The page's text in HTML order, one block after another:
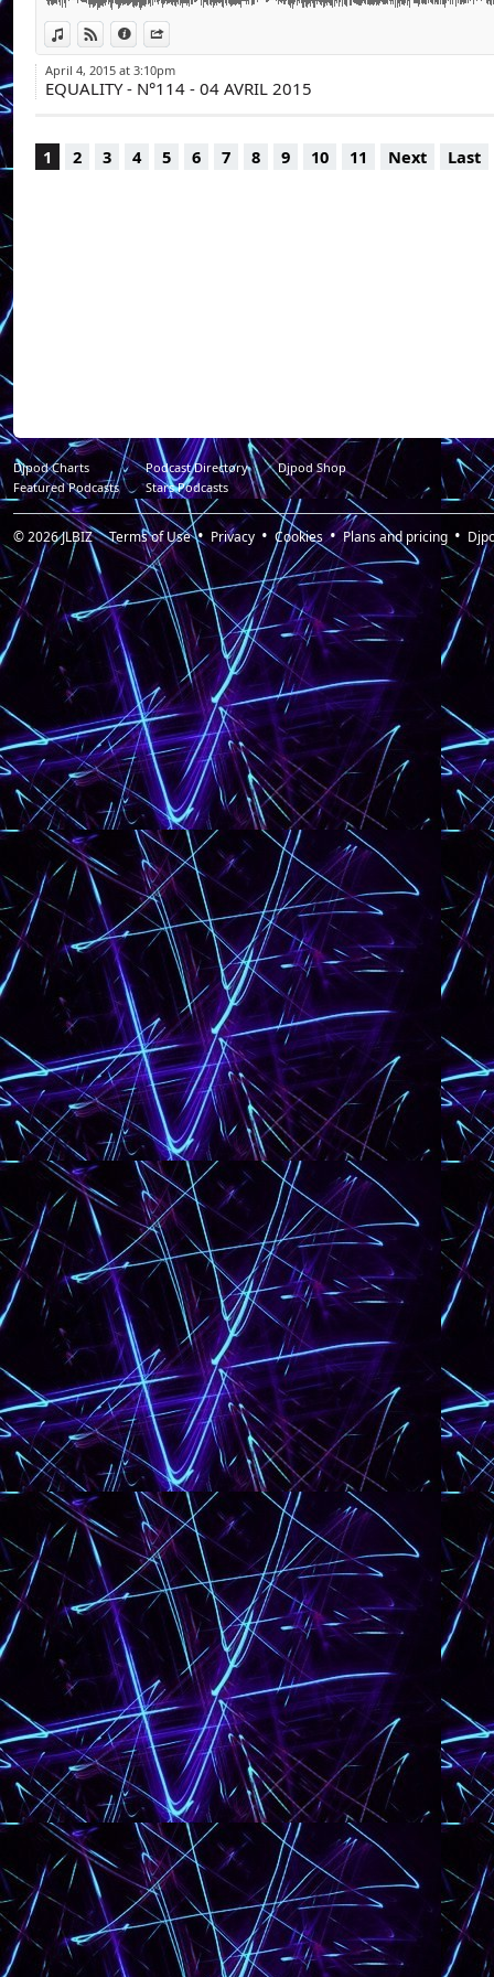
Retrouvez nos
View in iTunes
View on Djpod
Information
April 4, 2015 at 3:10pm
EQUALITY - N°114 - 04 AVRIL 2015
1 2 3 4 5 6 7 8 9 10 11 Next Last
Djpod Charts Podcast Directory
Djpod Shop
Featured Podcasts
Stars Podcasts
© 2026JLBIZ Terms of Use Privacy Cookies Plans and pricing